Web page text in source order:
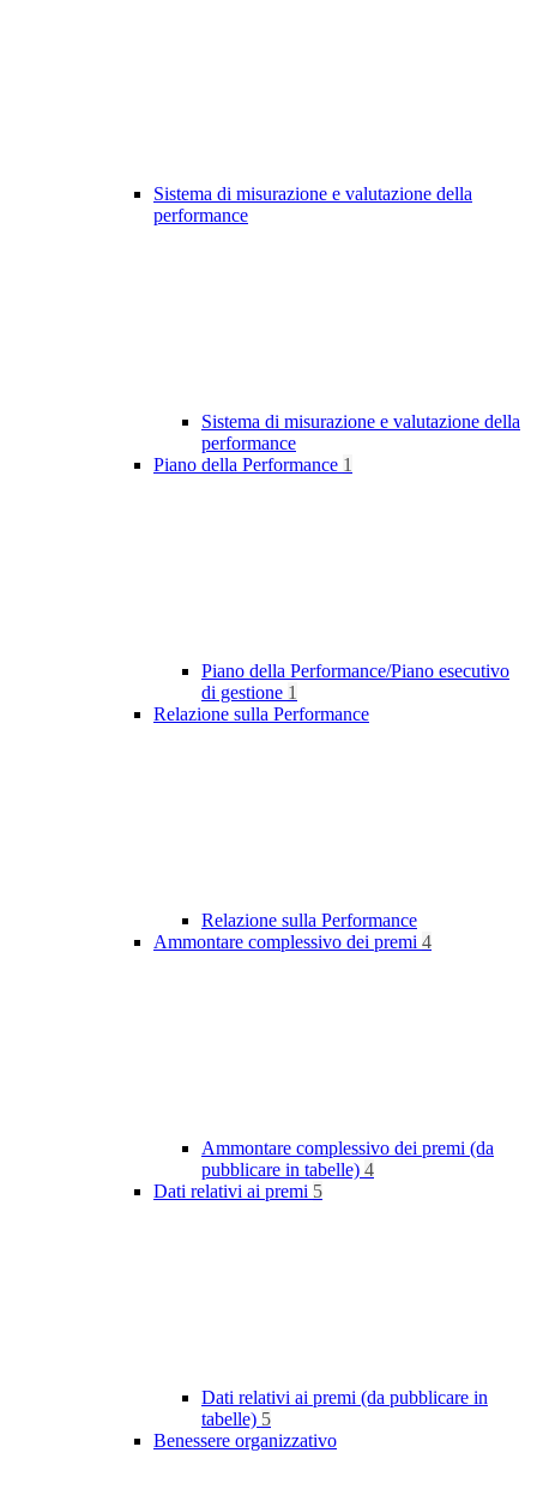
Sistema di misurazione e valutazione della
performance
Sistema di misurazione e valutazione della
performance
Piano della Performance 1
Piano della Performance/Piano esecutivo
di gestione 1
Relazione sulla Performance
Relazione sulla Performance
Ammontare complessivo dei premi 4
Ammontare complessivo dei premi (da
pubblicare in tabelle) 4
Dati relativi ai premi 5
Dati relativi ai premi (da pubblicare in
tabelle) 5
Benessere organizzativo